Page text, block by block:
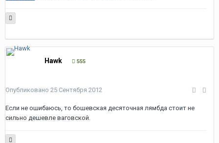
Hawk 555
Опубликовано 25 Сентября 2012
Если не ошибаюсь, то бошевская десяточная лямбда стоит не
сильно дешевле ваговской.